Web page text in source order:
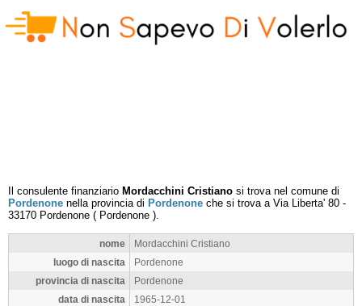
Il consulente finanziario Mordacchini Cristiano si trova nel comune di
Pordenone nella provincia di Pordenone che si trova a Via Liberta' 80 -
33170 Pordenone ( Pordenone ).
nome
Mordacchini Cristiano
luogo di nascita
Pordenone
provincia di nascita
Pordenone
data di nascita
1965-12-01